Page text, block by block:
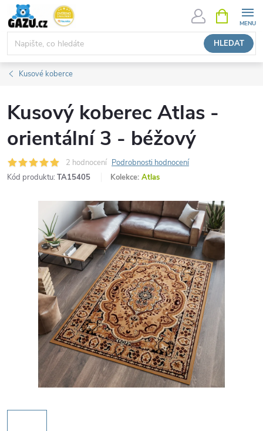
Přejít
obsah
HLEDAT
NÁKUPNÍ
KOŠÍK
Kusové koberce
Kusový koberec Atlas -
orientální 3 - béžový
2 hodnocení Podrobnosti hodnocení
Kód produktu: TA15405 Kolekce: Atlas